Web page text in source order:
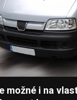
možné i na